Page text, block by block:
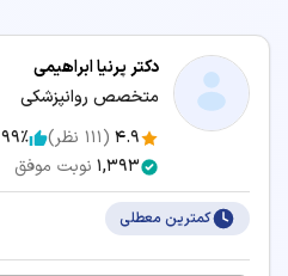
دکتر پرنیا ابراهیمی
متخصص روانپزشکی
4.9
(
111 نظر) 99٪
1,393 نوبت موفق
کمترین معطلی